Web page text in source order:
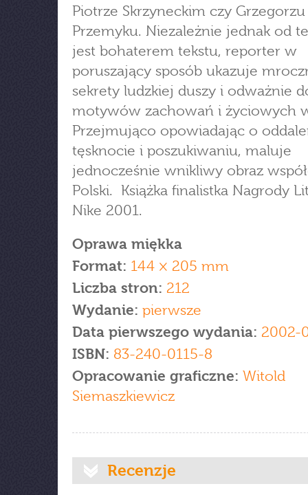
Piotrze Skrzyneckim czy Grzegorzu
Przemyku. Niezależnie jednak od
jest bohaterem tekstu, reporter w
poruszający sposób ukazuje
sekrety ludzkiej duszy i odważnie
motywów zachowań i życiowych
Przejmująco opowiadając o
tęsknocie i poszukiwaniu, maluje
jednocześnie wnikliwy obraz
Polski. Książka finalistka Nagrody
Nike 2001.
Oprawa miękka
Format: 144 × 205 mm
Liczba stron: 212
Wydanie: pierwsze
Data pierwszego wydania: 2002-
ISBN: 83-240-0115-8
Opracowanie graficzne: Witold
Siemaszkiewicz
Recenzje